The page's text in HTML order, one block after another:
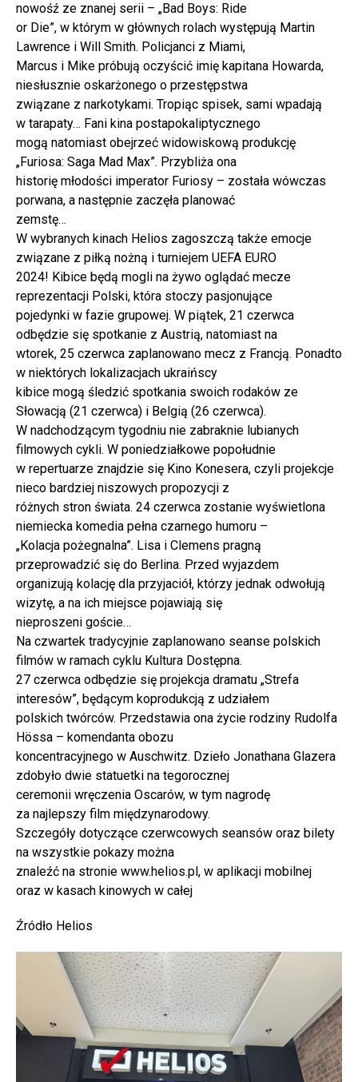
nowośź ze znanej serii – „Bad Boys: Ride
or Die”, w którym w głównych rolach występują Martin
Lawrence i Will Smith. Policjanci z Miami,
Marcus i Mike próbują oczyścić imię kapitana Howarda,
niesłusznie oskarżonego o przestępstwa
związane z narkotykami. Tropiąc spisek, sami wpadają
w tarapaty… Fani kina postapokaliptycznego
mogą natomiast obejrzeć widowiskową produkcję
„Furiosa: Saga Mad Max”. Przybliża ona
historię młodości imperator Furiosy – została wówczas
porwana, a następnie zaczęła planować
zemstę…
W wybranych kinach Helios zagoszczą także emocje
związane z piłką nożną i turniejem UEFA EURO
2024! Kibice będą mogli na żywo oglądać mecze
reprezentacji Polski, która stoczy pasjonujące
pojedynki w fazie grupowej. W piątek, 21 czerwca
odbędzie się spotkanie z Austrią, natomiast na
wtorek, 25 czerwca zaplanowano mecz z Francją. Ponadto
w niektórych lokalizacjach ukraińscy
kibice mogą śledzić spotkania swoich rodaków ze
Słowacją (21 czerwca) i Belgią (26 czerwca).
W nadchodzącym tygodniu nie zabraknie lubianych
filmowych cykli. W poniedziałkowe popołudnie
w repertuarze znajdzie się Kino Konesera, czyli projekcje
nieco bardziej niszowych propozycji z
różnych stron świata. 24 czerwca zostanie wyświetlona
niemiecka komedia pełna czarnego humoru –
„Kolacja pożegnalna”. Lisa i Clemens pragną
przeprowadzić się do Berlina. Przed wyjazdem
organizują kolację dla przyjaciół, którzy jednak odwołują
wizytę, a na ich miejsce pojawiają się
nieproszeni goście…
Na czwartek tradycyjnie zaplanowano seanse polskich
filmów w ramach cyklu Kultura Dostępna.
27 czerwca odbędzie się projekcja dramatu „Strefa
interesów”, będącym koprodukcją z udziałem
polskich twórców. Przedstawia ona życie rodziny Rudolfa
Hössa – komendanta obozu
koncentracyjnego w Auschwitz. Dzieło Jonathana Glazera
zdobyło dwie statuetki na tegorocznej
ceremonii wręczenia Oscarów, w tym nagrodę
za najlepszy film międzynarodowy.
Szczegóły dotyczące czerwcowych seansów oraz bilety
na wszystkie pokazy można
znaleźć na stronie www.helios.pl, w aplikacji mobilnej
oraz w kasach kinowych w całej
Źródło Helios